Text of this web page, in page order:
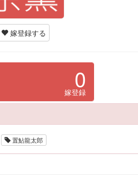
嫁登録する
0
嫁登録
置鮎龍太郎